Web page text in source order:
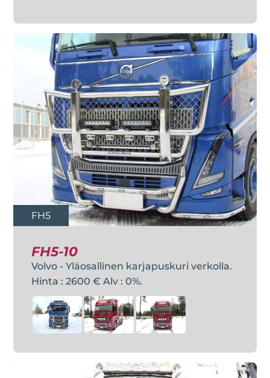
FH5
FH5-10
Volvo - Yläosallinen karjapuskuri verkolla.
Hinta : 2600 € Alv : 0%.